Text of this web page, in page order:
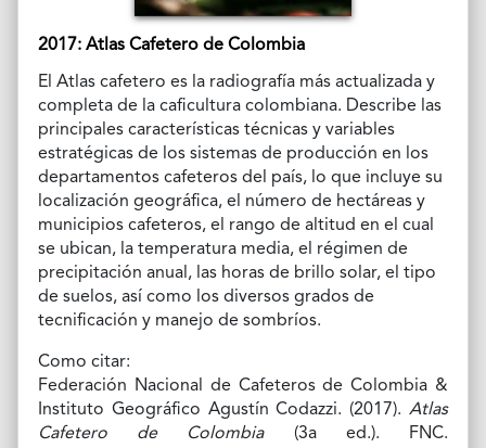
2017: Atlas Cafetero de Colombia
El Atlas cafetero es la radiografía más actualizada y
completa de la caficultura colombiana. Describe las
principales características técnicas y variables
estratégicas de los sistemas de producción en los
departamentos cafeteros del país, lo que incluye su
localización geográfica, el número de hectáreas y
municipios cafeteros, el rango de altitud en el cual
se ubican, la temperatura media, el régimen de
precipitación anual, las horas de brillo solar, el tipo
de suelos, así como los diversos grados de
tecnificación y manejo de sombríos.
Como citar:
Federación Nacional de Cafeteros de Colombia &
Instituto Geográfico Agustín Codazzi. (2017).Atlas
Cafetero de Colombia(3a ed.). FNC.